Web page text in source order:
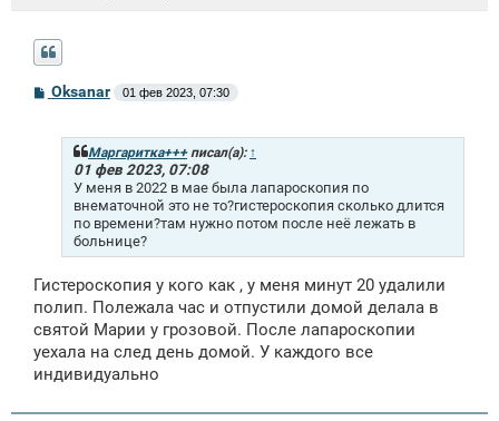
С
о
Oksanar 01 фев 2023, 07:30
Маргаритка+++писал(а): ↑
01 фев 2023, 07:08
У меня в 2022 в мае была лапароскопия по
внематочной это не то?гистероскопия сколько длится
по времени?там нужно потом после неё лежать в
больнице?
Гистероскопия у кого как , у меня минут 20 удалили
полип. Полежала час и отпустили домой делала в
святой Марии у грозовой. После лапароскопии
уехала на след день домой. У каждого все
индивидуально